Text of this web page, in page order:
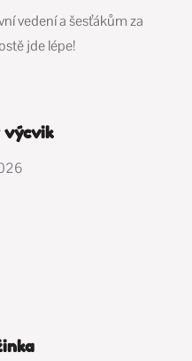
vedení a šesťákům za
jde lépe!
výcvik